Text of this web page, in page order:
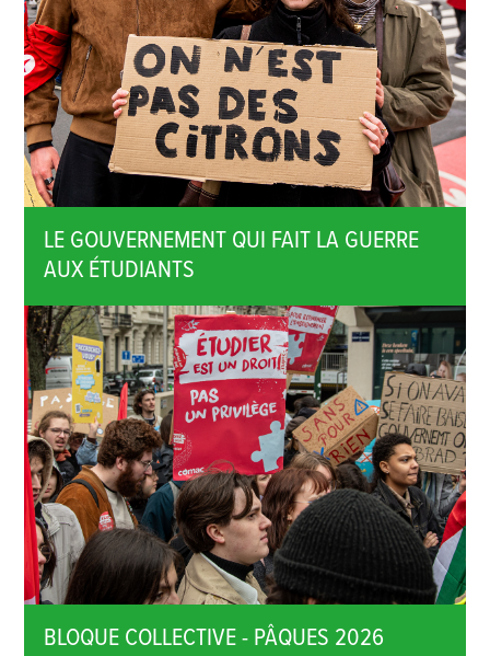
LE GOUVERNEMENT QUI FAIT LA GUERRE
AUX ÉTUDIANTS
BLOQUE COLLECTIVE - PÂQUES 2026